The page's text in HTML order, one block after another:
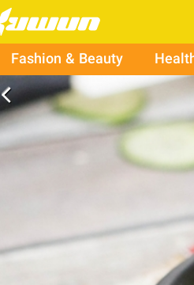
Fashion & Beauty
arrow_back_ios